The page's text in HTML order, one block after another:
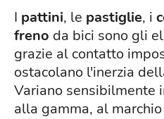
I pattini, le pastiglie, i
freno da bici sono gli
grazie al contatto
ostacolano l'inerzia
Variano sensibilmente
alla gamma, al